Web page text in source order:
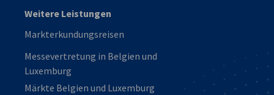
Weitere Leistungen
Markterkundungsreisen
Messevertretung in Belgien und
Luxemburg
Märkte Belgien und Luxemburg